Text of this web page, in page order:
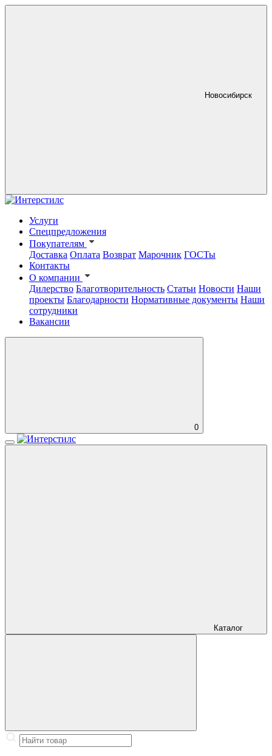
Новосибирск
Услуги
Спецпредложения
Покупателям
Доставка Оплата Возврат Марочник ГОСТы
Контакты
О компании
Дилерство Благотворительность Статьи Новости Наши
проекты Благодарности Нормативные документы Наши
сотрудники
Вакансии
0
Каталог